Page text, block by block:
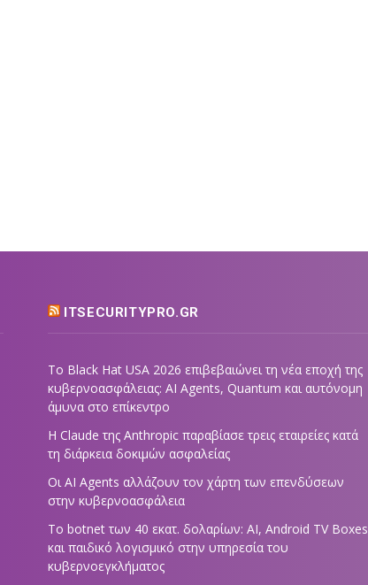
ITSECURITYPRO.GR
Το Black Hat USA 2026 επιβεβαιώνει τη νέα εποχή της
κυβερνοασφάλειας: AI Agents, Quantum και αυτόνομη
άμυνα στο επίκεντρο
Η Claude της Anthropic παραβίασε τρεις εταιρείες κατά
τη διάρκεια δοκιμών ασφαλείας
Οι AI Agents αλλάζουν τον χάρτη των επενδύσεων
στην κυβερνοασφάλεια
Το botnet των 40 εκατ. δολαρίων: AI, Android TV Boxes
και παιδικό λογισμικό στην υπηρεσία του
κυβερνοεγκλήματος